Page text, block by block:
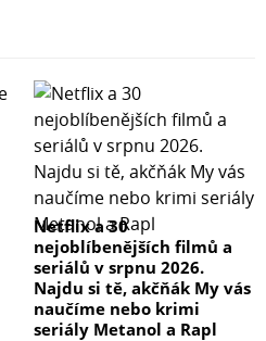
Netflix a 30
nejoblíbenějších filmů a
seriálů v srpnu 2026.
Najdu si tě, akčňák My vás
naučíme nebo krimi
seriály Metanol a Rapl